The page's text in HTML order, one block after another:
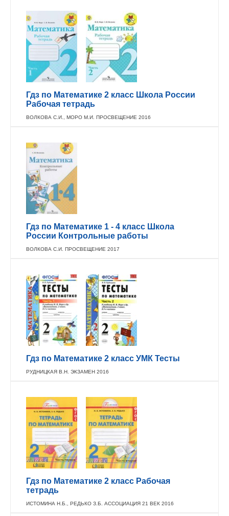
Гдз по Математике 2 класс Школа России
Рабочая тетрадь
ВОЛКОВА С.И., МОРО М.И. ПРОСВЕЩЕНИЕ 2016
Гдз по Математике 1 - 4 класс Школа
России Контрольные работы
ВОЛКОВА С.И. ПРОСВЕЩЕНИЕ 2017
Гдз по Математике 2 класс УМК Тесты
РУДНИЦКАЯ В.Н. ЭКЗАМЕН 2016
Гдз по Математике 2 класс Рабочая
тетрадь
ИСТОМИНА Н.Б., РЕДЬКО З.Б. АССОЦИАЦИЯ 21 ВЕК 2016